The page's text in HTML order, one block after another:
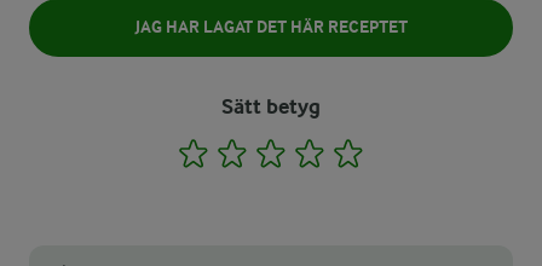
JAG HAR LAGAT DET HÄR RECEPTET
Sätt betyg
1 2 3 4